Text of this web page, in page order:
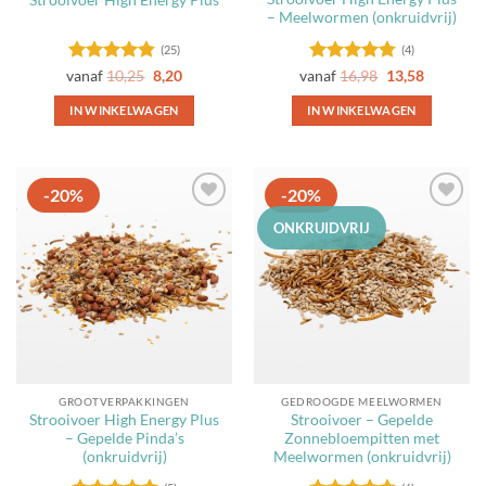
Gewaardeerd
4.84uit 5
(25)
vanaf 10,25 8,20
IN WINKELWAGEN
variaties.
Deze
optie
kan
gekozen
worden
productpagina
– Meelwormen (onkruidvrij)
Gewaardeerd
4.75uit 5
(4)
vanaf 16,98 13,58
IN WINKELWAGEN
meerdere
variaties.
Deze
optie
kan
gekozen
productpagina
-20%
aan
favorieten
GROOTVERPAKKINGEN
Strooivoer High Energy Plus
– Gepelde Pinda’s
(onkruidvrij)
-20%
ONKRUIDVRIJ
aan
favorieten
GEDROOGDE MEELWORMEN
Strooivoer – Gepelde
Zonnebloempitten met
Meelwormen (onkruidvrij)